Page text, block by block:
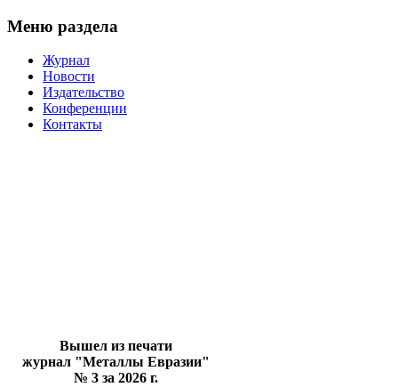
Меню раздела
Журнал
Новости
Издательство
Конференции
Контакты
Вышел из печати
журнал "Металлы Евразии"
№ 3 за 2026 г.